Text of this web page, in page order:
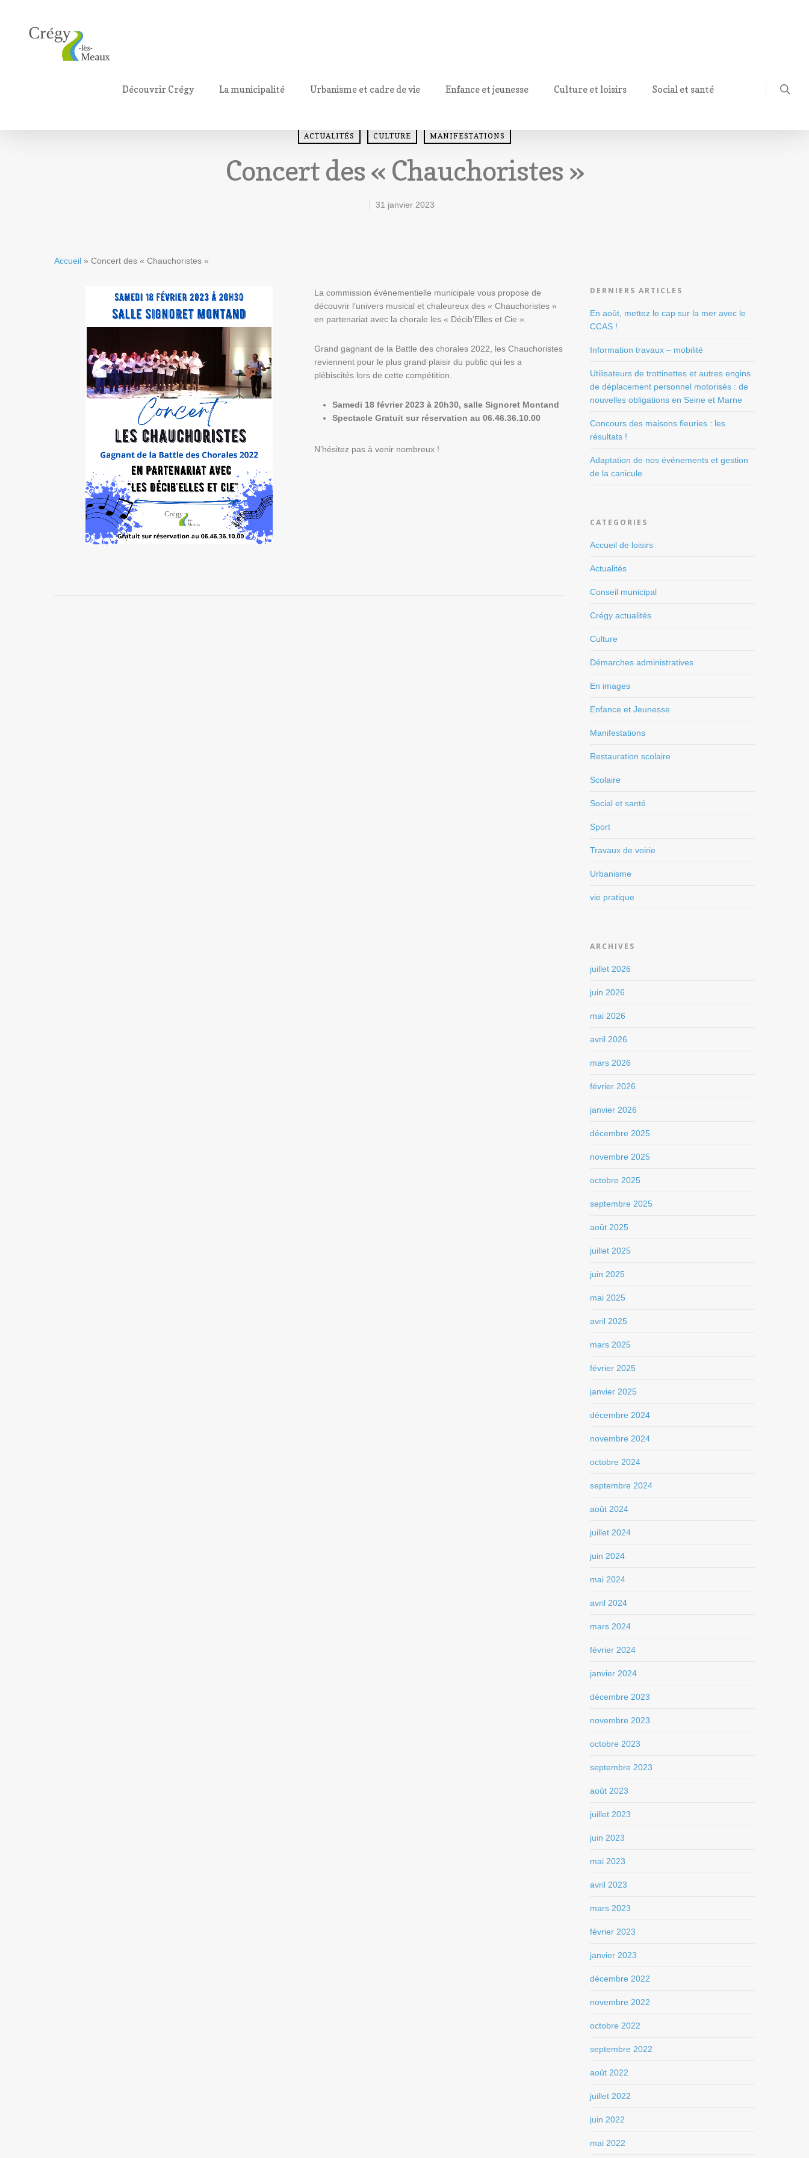
Découvrir Crégy La municipalité Urbanisme et cadre de vie Enfance et jeunesse Culture et loisirs Social et santé
ACTUALITÉS CULTURE MANIFESTATIONS
Concert des « Chauchoristes »
31 janvier 2023
Accueil » Concert des « Chauchoristes »
La commission évènementielle municipale vous propose de
découvrir l’univers musical et chaleureux des « Chauchoristes »
en partenariat avec la chorale les « Décib’Elles et Cie ».
Grand gagnant de la Battle des chorales 2022, les Chauchoristes
reviennent pour le plus grand plaisir du public qui les a
plébiscités lors de cette compétition.
Samedi 18 février 2023 à 20h30, salle Signoret Montand
Spectacle Gratuit sur réservation au 06.46.36.10.00
N’hésitez pas à venir nombreux !
DERNIERS ARTICLES
En août, mettez le cap sur la mer avec le
CCAS !
Information travaux – mobilité
Utilisateurs de trottinettes et autres engins
de déplacement personnel motorisés : de
nouvelles obligations en Seine et Marne
Concours des maisons fleuries : les
résultats !
Adaptation de nos événements et gestion
de la canicule
CATEGORIES
Accueil de loisirs
Actualités
Conseil municipal
Crégy actualités
Culture
Démarches administratives
En images
Enfance et Jeunesse
Manifestations
Restauration scolaire
Scolaire
Social et santé
Sport
Travaux de voirie
Urbanisme
vie pratique
ARCHIVES
juillet 2026
juin 2026
mai 2026
avril 2026
mars 2026
février 2026
janvier 2026
décembre 2025
novembre 2025
octobre 2025
septembre 2025
août 2025
juillet 2025
juin 2025
mai 2025
avril 2025
mars 2025
février 2025
janvier 2025
décembre 2024
novembre 2024
octobre 2024
septembre 2024
août 2024
juillet 2024
juin 2024
mai 2024
avril 2024
mars 2024
février 2024
janvier 2024
décembre 2023
novembre 2023
octobre 2023
septembre 2023
août 2023
juillet 2023
juin 2023
mai 2023
avril 2023
mars 2023
février 2023
janvier 2023
décembre 2022
novembre 2022
octobre 2022
septembre 2022
août 2022
juillet 2022
juin 2022
mai 2022